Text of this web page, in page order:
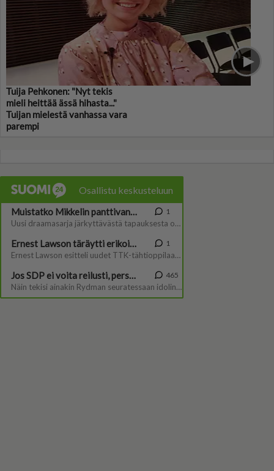
Tuija Pehkonen: "Nyt tekis
mieli heittää ässä hihasta..."
Tuijan mielestä vanhassa vara
parempi